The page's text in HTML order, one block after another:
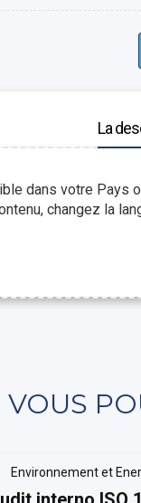
La
dans votre Pays
changez la
VOUS
Environnement et